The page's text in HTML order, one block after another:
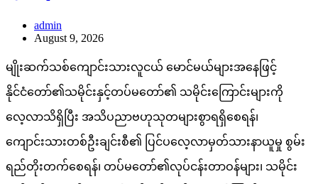
admin
August 9, 2026
မျိုးဆက်သစ်ကျောင်းသားလူငယ် မောင်မယ်များအနေဖြင့်
နိုင်ငံတော်၏သမိုင်းနှင့်တပ်မတော်၏ သမိုင်းကြောင်းများကို
လေ့လာသိရှိပြီး အသိပညာဗဟုသုတများစွာရရှိစေရန်၊
ကျောင်းသားတစ်ဦးချင်းစီ၏ ပြင်ပလေ့လာမှတ်သားနာယူမှု စွမ်း
ရည်တိုးတက်စေရန်၊ တပ်မတော်၏လုပ်ငန်းတာဝန်များ၊ သမိုင်း